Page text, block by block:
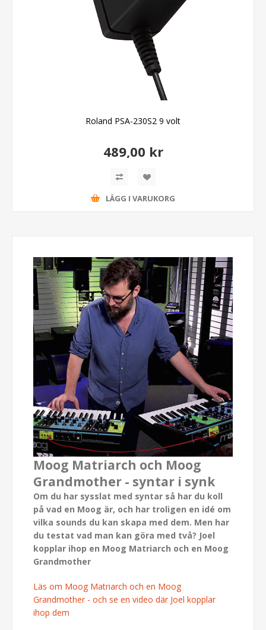
Roland PSA-230S2 9 volt
489,00 kr
LÄGG I VARUKORG
Moog Matriarch och Moog
Grandmother - syntar i synk
Om du har sysslat med syntar så har du koll
på vad en Moog är, och har troligen en idé om
vilka sounds du kan skapa med dem. Men har
du testat vad man kan göra med två? Joel
kopplar ihop en Moog Matriarch och en Moog
Grandmother
Läs om Moog Matriarch och en Moog
Grandmother - och se en video där Joel kopplar
ihop dem